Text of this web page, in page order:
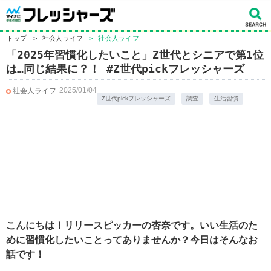
トップ > 社会人ライフ > 社会人ライフ
「2025年習慣化したいこと」Z世代とシニアで第1位
は…同じ結果に？！ #Z世代pickフレッシャーズ
社会人ライフ 2025/01/04
Z世代pickフレッシャーズ 調査 生活習慣
こんにちは！リリースピッカーの杏奈です。いい生活のた
めに習慣化したいことってありませんか？今日はそんなお
話です！